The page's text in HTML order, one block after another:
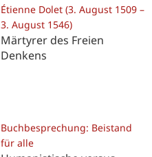
Étienne Dolet (3. August 1509 –
3. August 1546)
Märtyrer des Freien
Denkens
Buchbesprechung: Beistand
für alle